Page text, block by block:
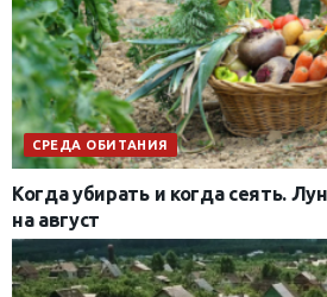
СРЕДА ОБИТАНИЯ
Когда убирать и когда сеять.
на август